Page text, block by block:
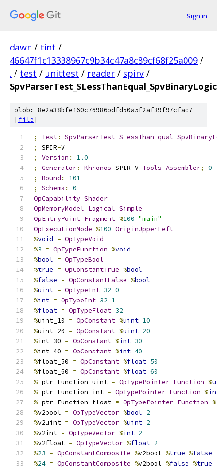
Sign in
dawn / tint /
46647f1c13338967c9b34c47a8c89cf68f25a009 /
. / test / unittest / reader / spirv /
blob: 8e2a38bfe160c76986bdfd50a5f2af89f97cfac7
[file]
; Test:
;
SPIR-V
;
Version :
1.0
;
Generator: Khronos SPIR-V Tools Assembler;
0
;
Bound :
101
;
Schema :
0
OpCapability Shader
OpMemoryModel Logical Simple
OpEntryPoint Fragment %100 "main"
OpExecutionMode %100 OriginUpperLeft
%void = OpTypeVoid
%3 = OpTypeFunction %void
%bool = OpTypeBool
%true = OpConstantTrue %bool
%false = OpConstantFalse %bool
%uint = OpTypeInt 32 0
%int = OpTypeInt 32 1
%float = OpTypeFloat 32
%uint_10 = OpConstant %uint 10
%uint_20 = OpConstant %uint 20
%int_30 = OpConstant %int 30
%int_40 = OpConstant %int 40
%float_50 = OpConstant %float 50
%float_60 = OpConstant %float 60
% _ptr_Function_uint = OpTypePointer Function %
% _ptr_Function_int = OpTypePointer Function %
% _ptr_Function_float = OpTypePointer Function %
%v2bool = OpTypeVector %bool 2
%v2uint = OpTypeVector %uint 2
%v2int = OpTypeVector %int 2
%v2float = OpTypeVector %float 2
%23 = OpConstantComposite %v2bool %true %false
%24 = OpConstantComposite %v2bool %false %true